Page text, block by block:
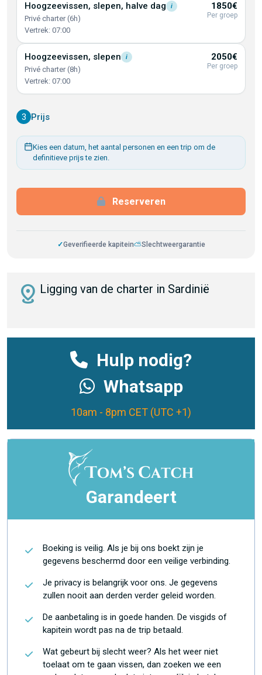
Hoogzeevissen, slepen, halve dag i
Privé charter (6h)
Vertrek: 07:00
1850€
Per groep
Hoogzeevissen, slepen i
Privé charter (8h)
Vertrek: 07:00
2050€
Per groep
3 Prijs
Kies een datum, het aantal personen en een trip om de
definitieve prijs te zien.
Reserveren
✓Geverifieerde kapitein⛅Slechtweergarantie
distance Ligging van de charter in Sardinië
Hulp nodig?
Whatsapp
10am - 8pm CET (UTC +1)
Garandeert
Boeking is veilig. Als je bij ons boekt zijn je
gegevens beschermd door een veilige verbinding.
Je privacy is belangrijk voor ons. Je gegevens
zullen nooit aan derden verder geleid worden.
De aanbetaling is in goede handen. De visgids of
kapitein wordt pas na de trip betaald.
Wat gebeurt bij slecht weer? Als het weer niet
toelaat om te gaan vissen, dan zoeken we een